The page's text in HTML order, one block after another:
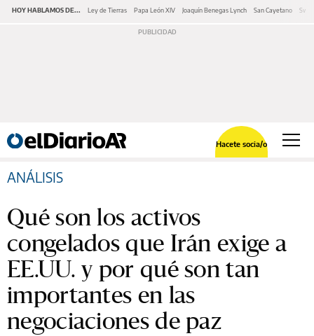
HOY HABLAMOS DE... Ley de Tierras Papa León XIV Joaquín Benegas Lynch San Cayetano
Hacete socia/o
ANÁLISIS
Qué son los activos
congelados que Irán exige a
EE.UU. y por qué son tan
importantes en las
negociaciones de paz